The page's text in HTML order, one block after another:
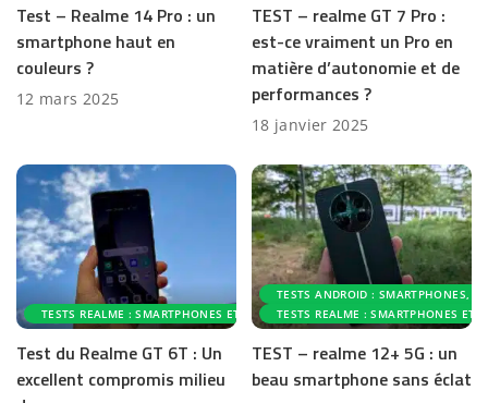
Test – Realme 14 Pro : un
smartphone haut en
couleurs ?
12 mars 2025
TEST – realme GT 7 Pro :
est-ce vraiment un Pro en
matière d’autonomie et de
performances ?
18 janvier 2025
TESTS REALME : SMARTPHONES ET ACCESSOIRES
Test du Realme GT 6T : Un
excellent compromis milieu
TESTS ANDROID : SMARTPHONES,
TESTS REALME : SMARTPHONES ET
TEST – realme 12+ 5G : un
beau smartphone sans éclat